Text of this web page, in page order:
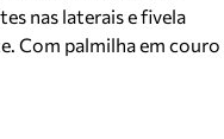
nas laterais e fivela
Com palmilha em couro